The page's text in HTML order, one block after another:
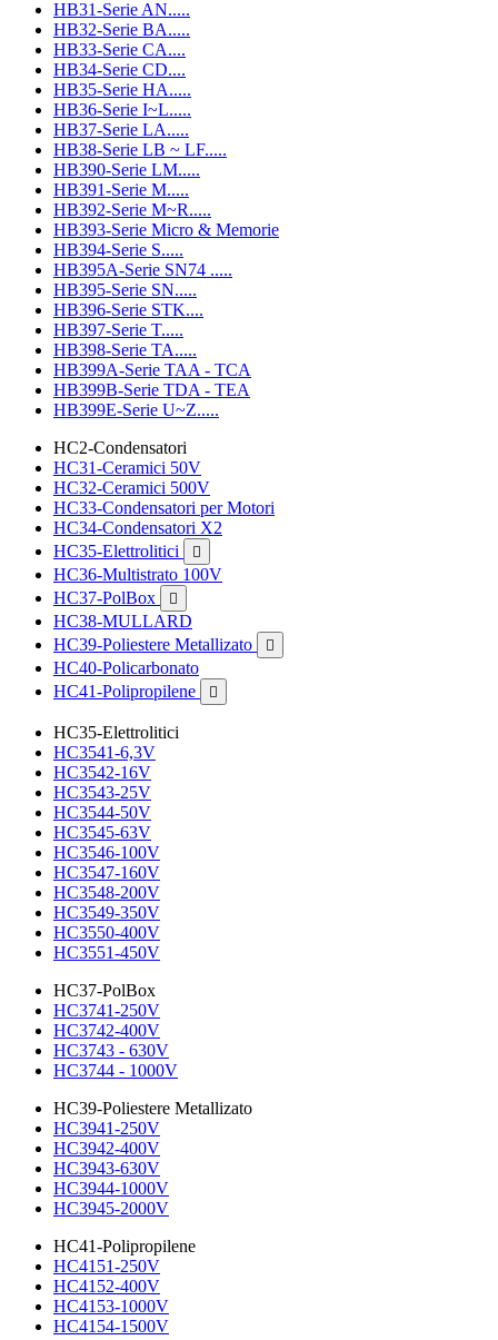
HB31-Serie AN.....
HB32-Serie BA.....
HB33-Serie CA....
HB34-Serie CD....
HB35-Serie HA.....
HB36-Serie I~L.....
HB37-Serie LA.....
HB38-Serie LB ~ LF.....
HB390-Serie LM.....
HB391-Serie M.....
HB392-Serie M~R.....
HB393-Serie Micro & Memorie
HB394-Serie S.....
HB395A-Serie SN74 .....
HB395-Serie SN.....
HB396-Serie STK....
HB397-Serie T.....
HB398-Serie TA.....
HB399A-Serie TAA - TCA
HB399B-Serie TDA - TEA
HB399E-Serie U~Z.....
HC2-Condensatori
HC31-Ceramici 50V
HC32-Ceramici 500V
HC33-Condensatori per Motori
HC34-Condensatori X2
HC35-Elettrolitici

HC36-Multistrato 100V
HC37-PolBox

HC38-MULLARD
HC39-Poliestere Metallizato

HC40-Policarbonato
HC41-Polipropilene

HC35-Elettrolitici
HC3541-6,3V
HC3542-16V
HC3543-25V
HC3544-50V
HC3545-63V
HC3546-100V
HC3547-160V
HC3548-200V
HC3549-350V
HC3550-400V
HC3551-450V
HC37-PolBox
HC3741-250V
HC3742-400V
HC3743 - 630V
HC3744 - 1000V
HC39-Poliestere Metallizato
HC3941-250V
HC3942-400V
HC3943-630V
HC3944-1000V
HC3945-2000V
HC41-Polipropilene
HC4151-250V
HC4152-400V
HC4153-1000V
HC4154-1500V